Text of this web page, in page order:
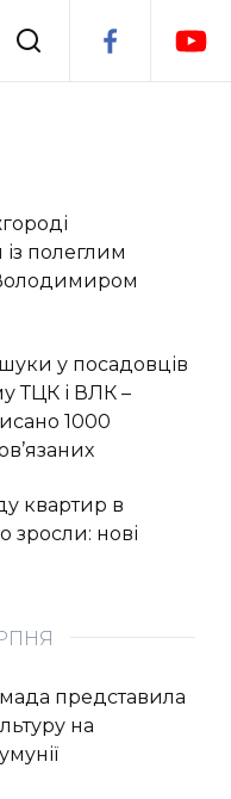
полеглим
у посадовців
ТЦК і ВЛК –
1000
квартир в
зросли: нові
представила
на